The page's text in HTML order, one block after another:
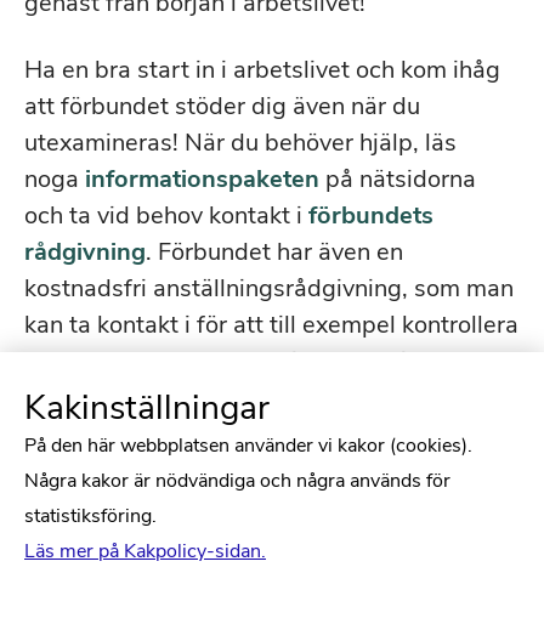
Ha en bra start in i arbetslivet och kom ihåg
att förbundet stöder dig även när du
utexamineras! När du behöver hjälp, läs
noga informationspaketen på nätsidorna
och ta vid behov kontakt i förbundets
rådgivning. Förbundet har även en
kostnadsfri anställningsrådgivning, som man
kan ta kontakt i för att till exempel kontrollera
arbetsavtal som arbetsgivaren erbjuder.
Kakinställningar
På den här webbplatsen använder vi kakor (cookies).
Några kakor är nödvändiga och några används för
statistiksföring.
Läs mer på Kakpolicy-sidan.